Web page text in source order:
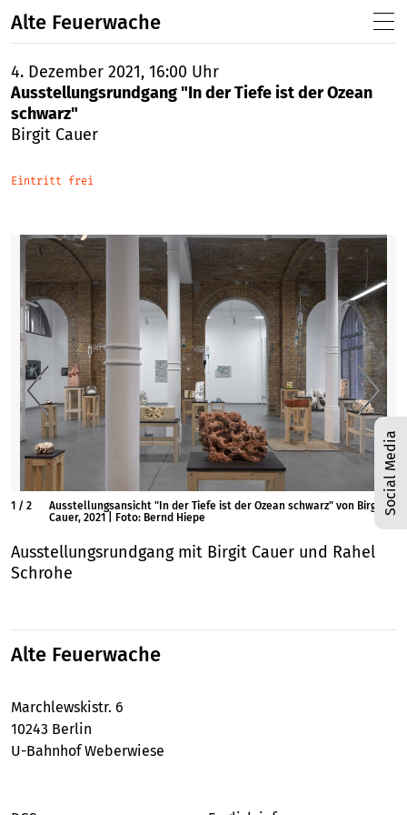
Alte Feuerwache
Social Media
4. Dezember 2021, 16:00 Uhr
Ausstellungsrundgang "In der Tiefe ist der Ozean
schwarz"
Birgit Cauer
Eintritt frei
Ausstellungsansicht "In der Tiefe ist der Ozean schwarz" von Birgit
Cauer, 2021 | Foto: Bernd Hiepe
1 / 2
Ausstellungsrundgang mit Birgit Cauer und Rahel
Schrohe
Alte Feuerwache
Marchlewskistr. 6
10243 Berlin
U-Bahnhof Weberwiese